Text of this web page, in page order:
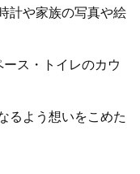
計や家族の写真や絵
ス・トイレのカウ
るよう想いをこめた